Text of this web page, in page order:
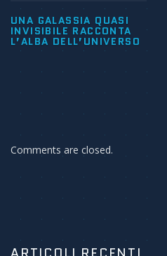
UNA GALASSIA QUASI
INVISIBILE RACCONTA
L’ALBA DELL’UNIVERSO
Comments are closed.